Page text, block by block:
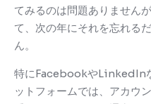
てみるのは問題ありません
て、次の年にそれを忘れる
ん。
特にFacebookやLinkedIn
ットフォームでは、アカウ